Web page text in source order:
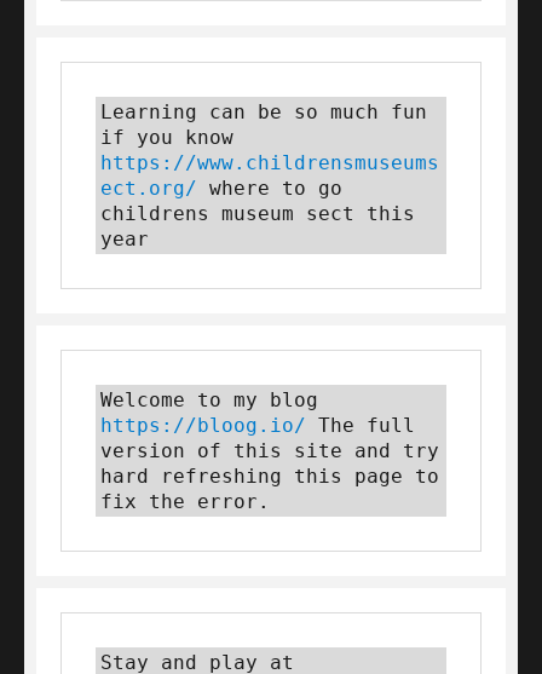
Learning can be so much fun
https://www.childrensmuseums
ect.org/ where to go
childrens museum sect this
year
https://bloog.io/ The full
version of this site and try
hard refreshing this page to
fix the error.